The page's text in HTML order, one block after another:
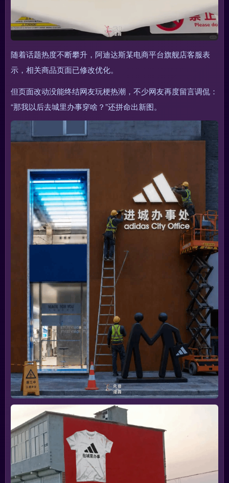
随着话题热度不断攀升，阿迪达斯某电商平台旗舰店客服表
示，相关商品页面已修改优化。
但页面改动没能终结网友玩梗热潮，不少网友再度留言调侃：
“那我以后去城里办事穿啥？”还拼命出新图。